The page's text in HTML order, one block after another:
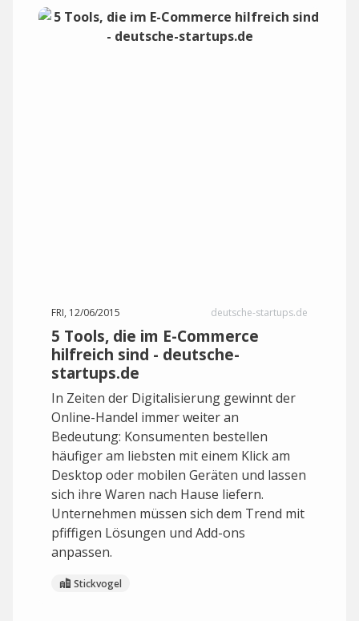
FRI, 12/06/2015 deutsche-startups.de
5 Tools, die im E-Commerce
hilfreich sind - deutsche-
startups.de
In Zeiten der Digitalisierung gewinnt der
Online-Handel immer weiter an
Bedeutung: Konsumenten bestellen
häufiger am liebsten mit einem Klick am
Desktop oder mobilen Geräten und lassen
sich ihre Waren nach Hause liefern.
Unternehmen müssen sich dem Trend mit
pfiffigen Lösungen und Add-ons
anpassen.
Stickvogel